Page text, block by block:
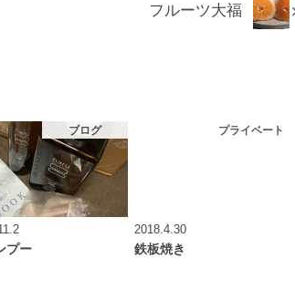
フルーツ大福
ブログ
プー
プライベート
2018.4.30
鉄板焼き